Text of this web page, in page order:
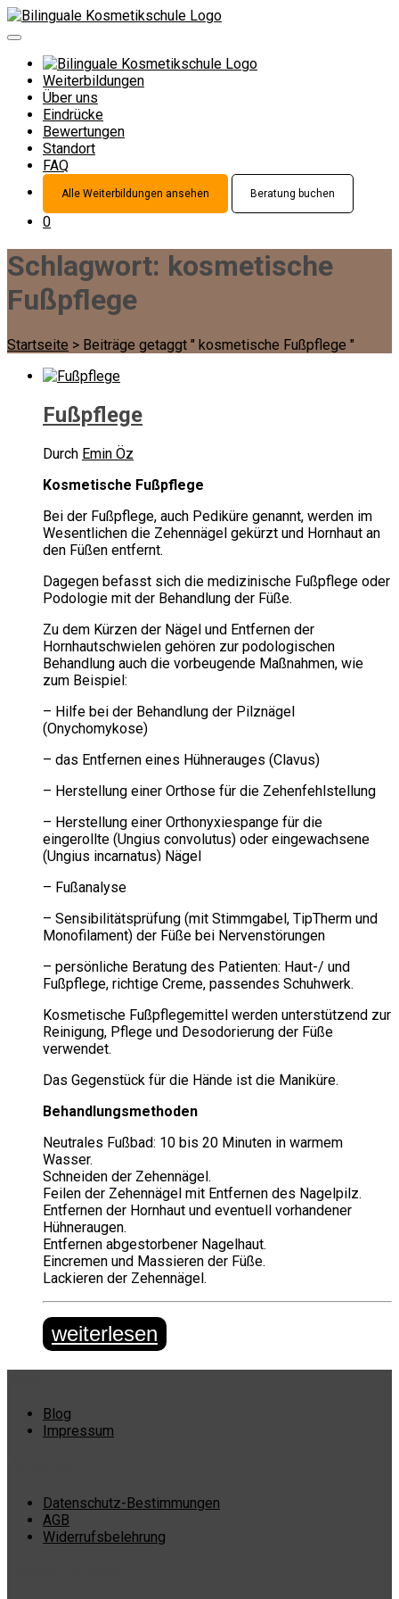
Weiterbildungen
Über uns
Eindrücke
Bewertungen
Standort
FAQ
Alle Weiterbildungen ansehen Beratung buchen
0
Schlagwort: kosmetische
Fußpflege
Startseite > Beiträge getaggt " kosmetische Fußpflege "
Fußpflege
Durch Emin Öz
Kosmetische Fußpflege
Bei der Fußpflege, auch Pediküre genannt, werden im
Wesentlichen die Zehennägel gekürzt und Hornhaut an
den Füßen entfernt.
Dagegen befasst sich die medizinische Fußpflege oder
Podologie mit der Behandlung der Füße.
Zu dem Kürzen der Nägel und Entfernen der
Hornhautschwielen gehören zur podologischen
Behandlung auch die vorbeugende Maßnahmen, wie
zum Beispiel:
– Hilfe bei der Behandlung der Pilznägel
(Onychomykose)
– das Entfernen eines Hühnerauges (Clavus)
– Herstellung einer Orthose für die Zehenfehlstellung
– Herstellung einer Orthonyxiespange für die
eingerollte (Ungius convolutus) oder eingewachsene
(Ungius incarnatus) Nägel
– Fußanalyse
– Sensibilitätsprüfung (mit Stimmgabel, TipTherm und
Monofilament) der Füße bei Nervenstörungen
– persönliche Beratung des Patienten: Haut-/ und
Fußpflege, richtige Creme, passendes Schuhwerk.
Kosmetische Fußpflegemittel werden unterstützend zur
Reinigung, Pflege und Desodorierung der Füße
verwendet.
Das Gegenstück für die Hände ist die Maniküre.
Behandlungsmethoden
Neutrales Fußbad: 10 bis 20 Minuten in warmem
Wasser.
Schneiden der Zehennägel.
Feilen der Zehennägel mit Entfernen des Nagelpilz.
Entfernen der Hornhaut und eventuell vorhandener
Hühneraugen.
Entfernen abgestorbener Nagelhaut.
Eincremen und Massieren der Füße.
Lackieren der Zehennägel.
weiterlesen
Blog
Impressum
Datenschutz-Bestimmungen
AGB
Widerrufsbelehrung